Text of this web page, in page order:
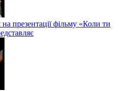
на презентації фільму «Коли ти